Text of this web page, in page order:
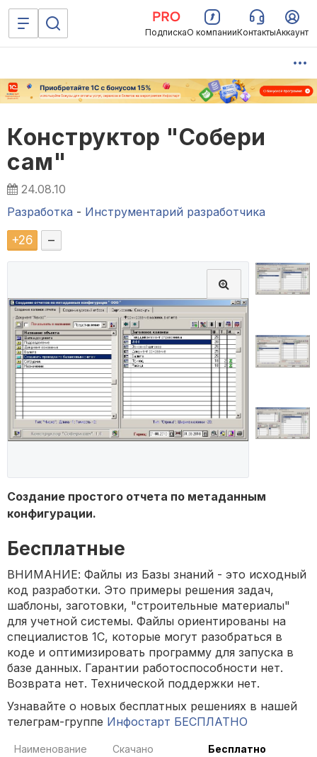
ПодпискаО компанииКонтактыАккаунт
Конструктор "Собери
сам"
24.08.10
Разработка - Инструментарий разработчика
+26 –
Создание простого отчета по метаданным
конфигурации.
Бесплатные
ВНИМАНИЕ: Файлы из Базы знаний - это исходный
код разработки. Это примеры решения задач,
шаблоны, заготовки, "строительные материалы"
для учетной системы. Файлы ориентированы на
специалистов 1С, которые могут разобраться в
коде и оптимизировать программу для запуска в
базе данных. Гарантии работоспособности нет.
Возврата нет. Технической поддержки нет.
Узнавайте о новых бесплатных решениях в нашей
телеграм-группе Инфостарт БЕСПЛАТНО
Наименование Скачано Бесплатно